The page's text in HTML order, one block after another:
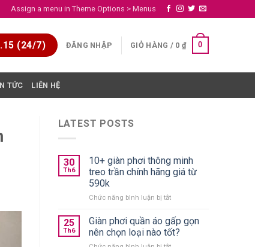
Assign a menu in Theme Options > Menus
(24/7) ĐĂNG NHẬP GIỎ HÀNG / 0 ₫ 0
TỨC LIÊN HỆ
LATEST POSTS
30
Th6
10+ giàn phơi thông minh
treo trần chính hãng giá từ
590k
Chức năng bình luận bị tắtở
giàn
phơi
thông
25
Th6
Giàn phơi quần áo gấp gọn
nên chọn loại nào tốt?